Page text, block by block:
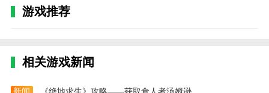
兽耳桌面永久vip版函数
2.兽耳桌面永久vip版你可以通过它来选择。内置了各种
游戏推荐
相关游戏新闻